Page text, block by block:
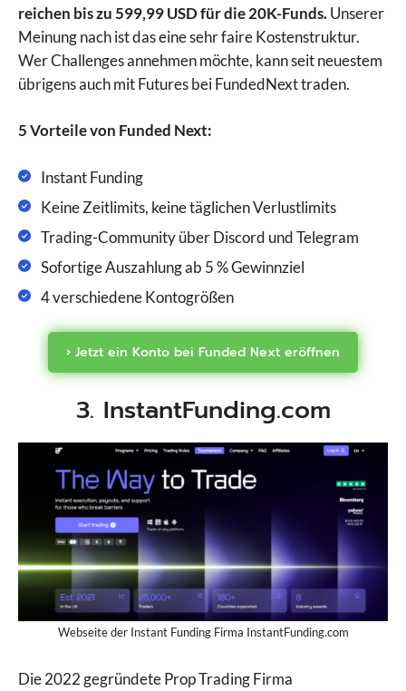
reichen bis zu 599,99 USD für die 20K-Funds.Unserer
Meinung nach ist das eine sehr faire Kostenstruktur.
Wer Challenges annehmen möchte, kann seit neuestem
übrigens auch mit Futures bei FundedNext traden.
5 Vorteile von Funded Next:
Instant Funding
Keine Zeitlimits, keine täglichen Verlustlimits
Trading-Community über Discord und Telegram
Sofortige Auszahlung ab 5 % Gewinnziel
4 verschiedene Kontogrößen
› Jetzt ein Konto bei Funded Next eröffnen
3. InstantFunding.com
Webseite der Instant Funding Firma InstantFunding.com
Die 2022 gegründete Prop Trading Firma